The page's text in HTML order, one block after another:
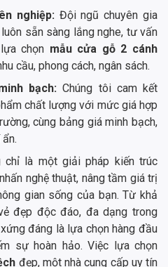
nghiệp: Đội ngũ chuyên gia
sẵn sàng lắng nghe, tư vấn
chọn mẫu cửa gỗ 2 cánh
cầu, phong cách, ngân sách.
bạch:Chúng tôi cam kết
chất lượng với mức giá hợp
cùng bảng giá minh bạch,
chỉ là một giải pháp kiến trúc
nghệ thuật, nâng tầm giá trị
gian sống của bạn. Từ khả
đẹp độc đáo, đa dạng trong
đáng là lựa chọn hàng đầu
sự hoàn hảo. Việc lựa chọn
đẹp, một nhà cung cấp uy tín